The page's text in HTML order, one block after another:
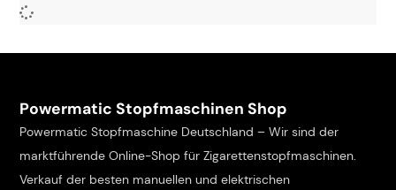
Powermatic Stopfmaschinen Shop
Powermatic Stopfmaschine Deutschland – Wir sind der
marktführende Online-Shop für Zigarettenstopfmaschinen.
Verkauf der besten manuellen und elektrischen